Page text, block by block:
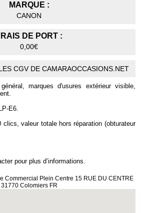
MARQUE :
CANON
DE PORT :
0,00€
CGV DE CAMARAOCCASIONS.NET
marques d'usures extérieur visible,
E6.
clics, valeur totale hors réparation (obturateur
pour plus d’informations.
Commercial Plein Centre 15 RUE DU CENTRE
31770 Colomiers FR